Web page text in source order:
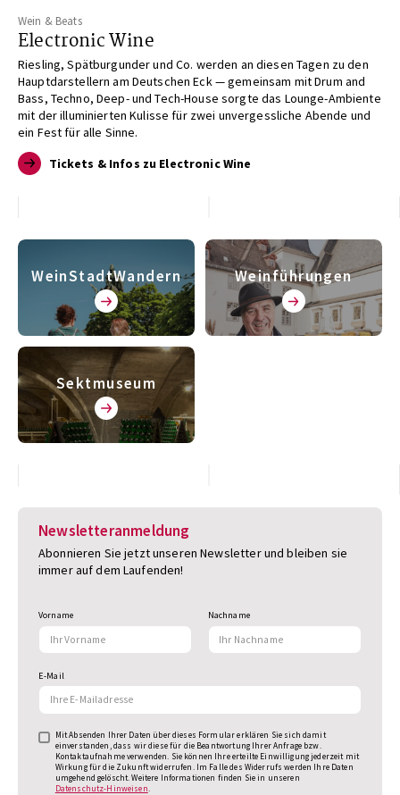
Wein & Beats
Electronic Wine
Riesling, Spätburgunder und Co. werden an diesen Tagen zu den
Hauptdarstellern am Deutschen Eck — gemeinsam mit Drum and
Bass, Techno, Deep- und Tech-House sorgte das Lounge-Ambiente
mit der illuminierten Kulisse für zwei unvergessliche Abende und
ein Fest für alle Sinne.
Tickets & Infos zu Electronic Wine
WeinStadtWandern Weinführungen
Sektmuseum
Newsletteranmeldung
Abonnieren Sie jetzt unseren Newsletter und bleiben sie
immer auf dem Laufenden!
Vorname Nachname
E-Mail
Mit Absenden Ihrer Daten über dieses Formular erklären Sie sich damit
einverstanden, dass wir diese für die Beantwortung Ihrer Anfrage bzw.
Kontaktaufnahme verwenden. Sie können Ihre erteilte Einwilligung jederzeit mit
Wirkung für die Zukunft widerrufen. Im Falle des Widerrufs werden Ihre Daten
umgehend gelöscht. Weitere Informationen finden Sie in unseren
Datenschutz-Hinweisen.